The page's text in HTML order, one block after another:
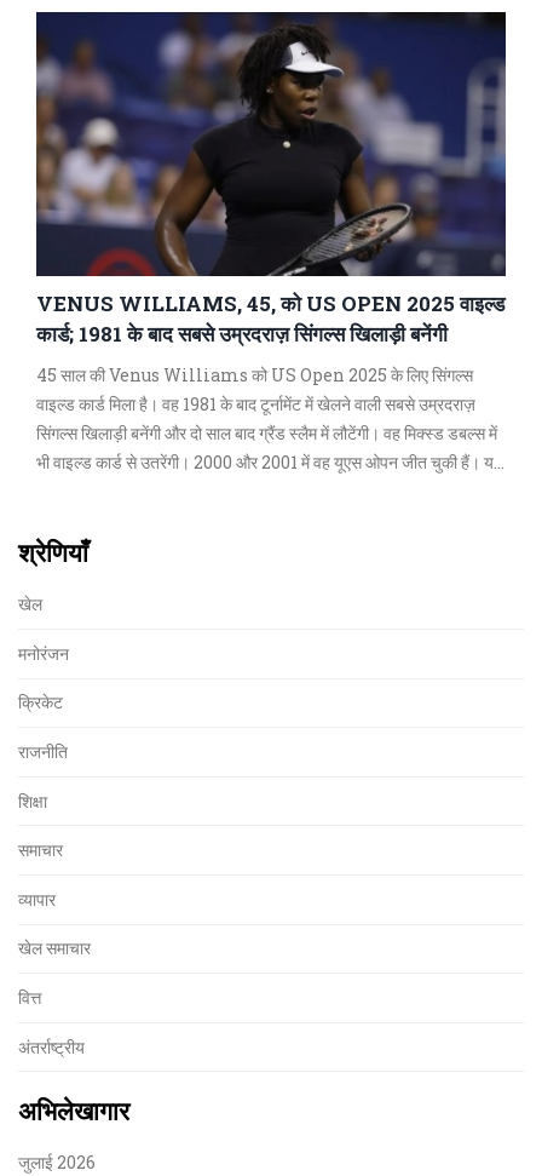
VENUS WILLIAMS, 45, को US OPEN 2025 वाइल्ड
कार्ड; 1981 के बाद सबसे उम्रदराज़ सिंगल्स खिलाड़ी बनेंगी
45 साल की Venus Williams को US Open 2025 के लिए सिंगल्स
वाइल्ड कार्ड मिला है। वह 1981 के बाद टूर्नामेंट में खेलने वाली सबसे उम्रदराज़
सिंगल्स खिलाड़ी बनेंगी और दो साल बाद ग्रैंड स्लैम में लौटेंगी। वह मिक्स्ड डबल्स में
भी वाइल्ड कार्ड से उतरेंगी। 2000 और 2001 में वह यूएस ओपन जीत चुकी हैं। यह
श्रेणियाँ
खेल
मनोरंजन
क्रिकेट
राजनीति
शिक्षा
समाचार
व्यापार
खेल समाचार
वित्त
अंतर्राष्ट्रीय
अभिलेखागार
जुलाई 2026